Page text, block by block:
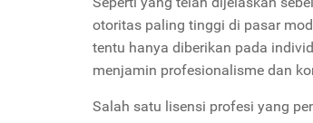
otoritas paling tinggi di pasar
tentu hanya diberikan pada
menjamin profesionalisme dan
Salah satu lisensi profesi yang